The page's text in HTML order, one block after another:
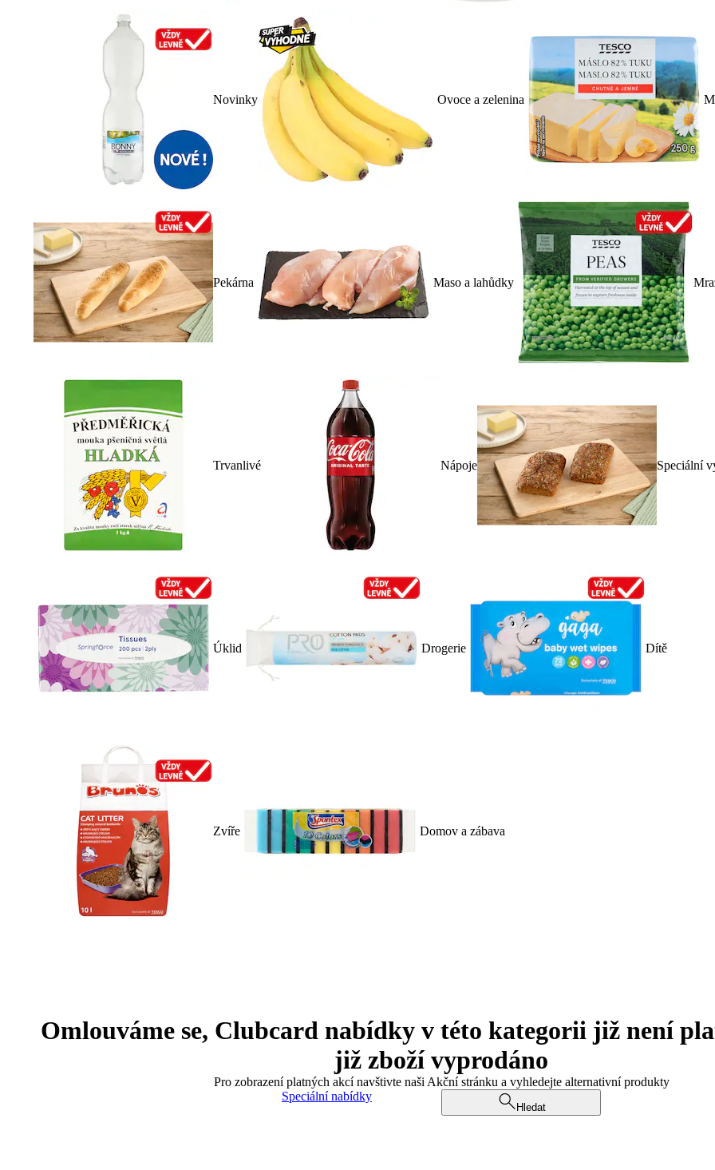
Novinky Ovoce a zelenina
Pekárna Maso a lahůdky
Trvanlivé Nápoje Speciální
Úklid Drogerie Dítě
Zvíře Domov a zábava
Omlouváme se, Clubcard nabídky v této kategorii již není
již zboží vyprodáno
Pro zobrazení platných akcí navštivte naši Akční stránku a vyhledejte alternativní produkty
Speciální nabídky
Hledat